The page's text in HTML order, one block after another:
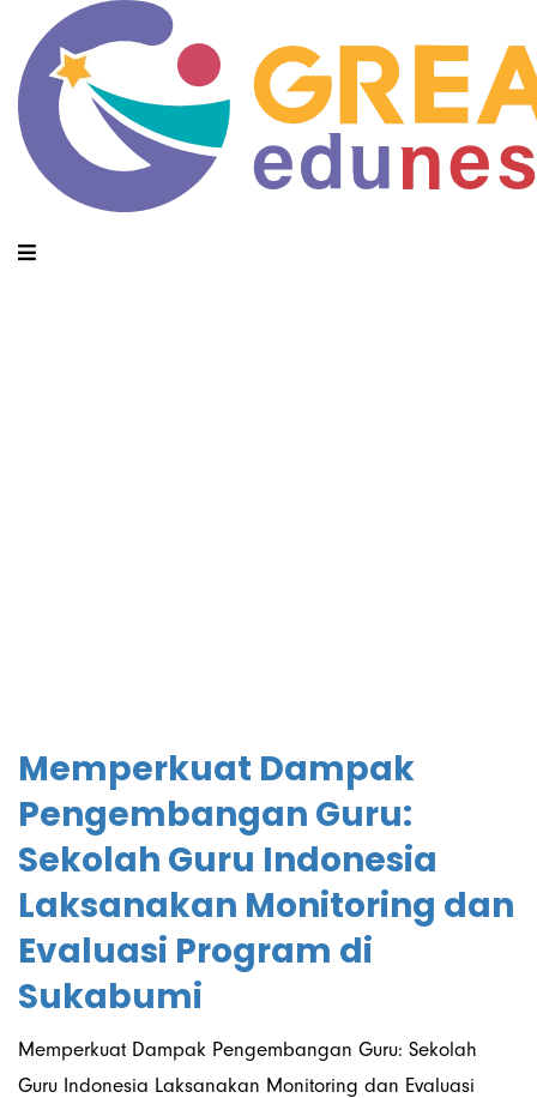
Memperkuat Dampak
Pengembangan Guru:
Sekolah Guru Indonesia
Laksanakan Monitoring dan
Evaluasi Program di
Sukabumi
Memperkuat Dampak Pengembangan Guru: Sekolah
Guru Indonesia Laksanakan Monitoring dan Evaluasi